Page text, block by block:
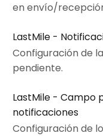
en envío/
LastMile -
Configuración de
pendiente.
LastMile - Campo
notificaciones
Configuración de